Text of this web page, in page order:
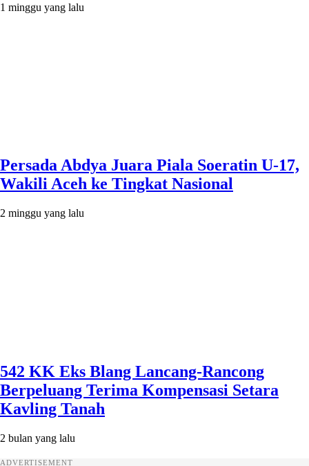
1 minggu yang lalu
Persada Abdya Juara Piala Soeratin U-17,
Wakili Aceh ke Tingkat Nasional
2 minggu yang lalu
542 KK Eks Blang Lancang-Rancong
Berpeluang Terima Kompensasi Setara
Kavling Tanah
2 bulan yang lalu
ADVERTISEMENT